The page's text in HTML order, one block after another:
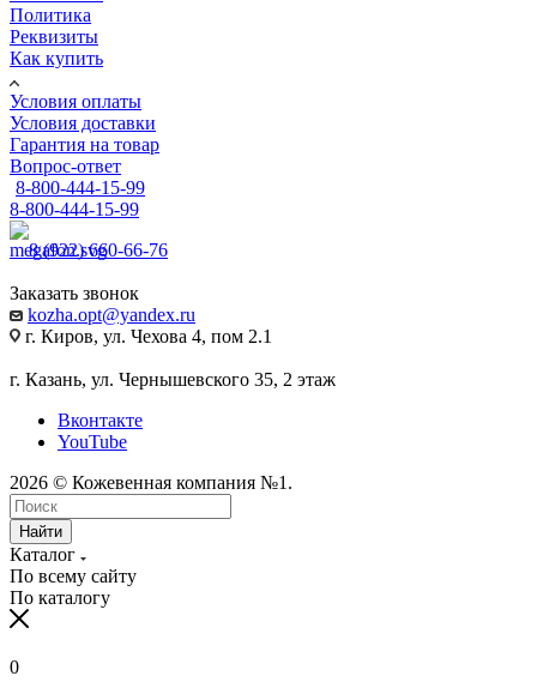
Политика
Реквизиты
Как купить
Условия оплаты
Условия доставки
Гарантия на товар
Вопрос-ответ
8-800-444-15-99
8-800-444-15-99
8 (922) 660-66-76
Заказать звонок
kozha.opt@yandex.ru
г. Киров, ул. Чехова 4, пом 2.1
г. Казань, ул. Чернышевского 35, 2 этаж
Вконтакте
YouTube
2026 © Кожевенная компания №1.
Найти
Каталог
По всему сайту
По каталогу
0